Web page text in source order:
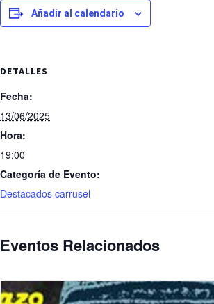
Añadir al calendario
DETALLES
Fecha:
13/06/2025
Hora:
19:00
Categoría de Evento:
Destacados carrusel
Eventos Relacionados